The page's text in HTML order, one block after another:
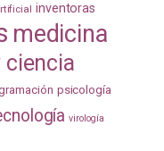
inventoras
medicina
ciencia
psicología
virología